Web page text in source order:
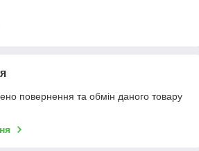
повернення та обмін даного товару